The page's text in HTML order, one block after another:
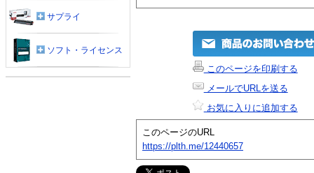
このページを印刷する
メールでURLを送る
お気に入りに追加する
このページのURL
https://plth.me/12440657
サプライ
ソフト・ライセンス